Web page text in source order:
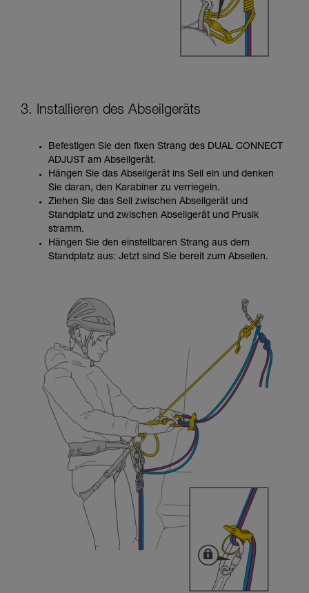
3. Installieren des Abseilgeräts
Befestigen Sie den fixen Strang des DUAL CONNECT
ADJUST am Abseilgerät.
Hängen Sie das Abseilgerät ins Seil ein und denken
Sie daran, den Karabiner zu verriegeln.
Ziehen Sie das Seil zwischen Abseilgerät und
Standplatz und zwischen Abseilgerät und Prusik
stramm.
Hängen Sie den einstellbaren Strang aus dem
Standplatz aus: Jetzt sind Sie bereit zum Abseilen.